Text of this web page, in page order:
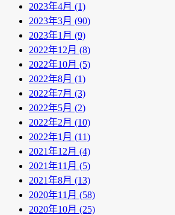
2023年4月 (1)
2023年3月 (90)
2023年1月 (9)
2022年12月 (8)
2022年10月 (5)
2022年8月 (1)
2022年7月 (3)
2022年5月 (2)
2022年2月 (10)
2022年1月 (11)
2021年12月 (4)
2021年11月 (5)
2021年8月 (13)
2020年11月 (58)
2020年10月 (25)